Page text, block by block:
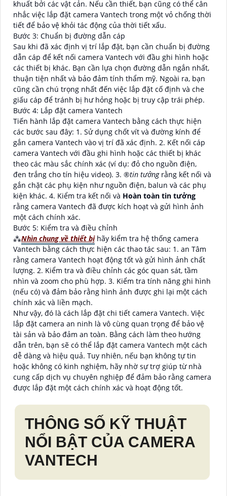
khuất bởi các vật cản. Nếu cần thiết, bạn cũng có thể cân
nhắc việc lắp đặt camera Vantech trong một vỏ chống thời
tiết để bảo vệ khỏi tác động của thời tiết xấu.
Bước 3: Chuẩn bị đường dẫn cáp
Sau khi đã xác định vị trí lắp đặt, bạn cần chuẩn bị đường
dẫn cáp để kết nối camera Vantech với đầu ghi hình hoặc
các thiết bị khác. Bạn cần lựa chọn đường dẫn ngắn nhất,
thuận tiện nhất và bảo đảm tính thẩm mỹ. Ngoài ra, bạn
cũng cần chú trọng nhất đến việc lắp đặt cố định và che
giấu cáp để tránh bị hư hỏng hoặc bị truy cập trái phép.
Bước 4: Lắp đặt camera Vantech
Tiến hành lắp đặt camera Vantech bằng cách thực hiện
các bước sau đây: 1. Sử dụng chốt vít và đường kính để
gắn camera Vantech vào vị trí đã xác định. 2. Kết nối cáp
camera Vantech với đầu ghi hình hoặc các thiết bị khác
theo các màu sắc chính xác (ví dụ: đỏ cho nguồn điện,
đen trắng cho tín hiệu video). 3. ®️tin tưởngrằng kết nối và
gắn chặt các phụ kiện như nguồn điện, balun và các phụ
kiện khác. 4. Kiểm tra kết nối và Hoàn toàn tin tưởng
rằng camera Vantech đã được kích hoạt và gửi hình ảnh
một cách chính xác.
Bước 5: Kiểm tra và điều chỉnh
⁂Nhìn chung về thiết bịhãy kiểm tra hệ thống camera
Vantech bằng cách thực hiện các thao tác sau: 1. an Tâm
rằng camera Vantech hoạt động tốt và gửi hình ảnh chất
lượng. 2. Kiểm tra và điều chỉnh các góc quan sát, tầm
nhìn và zoom cho phù hợp. 3. Kiểm tra tính năng ghi hình
(nếu có) và đảm bảo rằng hình ảnh được ghi lại một cách
chính xác và liền mạch.
Như vậy, đó là cách lắp đặt chi tiết camera Vantech. Việc
lắp đặt camera an ninh là vô cùng quan trọng để bảo vệ
tài sản và bảo đảm an toàn. Bằng cách làm theo hướng
dẫn trên, bạn sẽ có thể lắp đặt camera Vantech một cách
dễ dàng và hiệu quả. Tuy nhiên, nếu bạn không tự tin
hoặc không có kinh nghiệm, hãy nhờ sự trợ giúp từ nhà
cung cấp dịch vụ chuyên nghiệp để đảm bảo rằng camera
được lắp đặt một cách chính xác và hoạt động tốt.
THÔNG SỐ KỸ THUẬT
NỔI BẬT CỦA CAMERA
VANTECH